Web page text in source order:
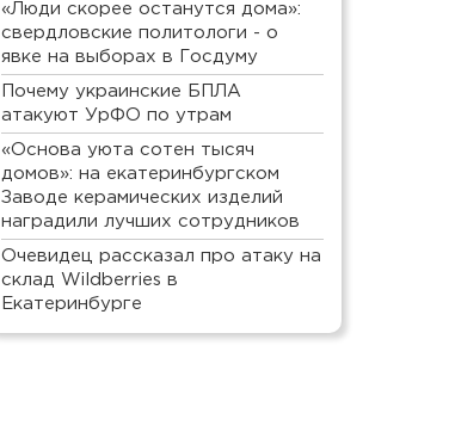
«Люди скорее останутся дома»:
свердловские политологи - о
явке на выборах в Госдуму
Почему украинские БПЛА
атакуют УрФО по утрам
«Основа уюта сотен тысяч
домов»: на екатеринбургском
Заводе керамических изделий
наградили лучших сотрудников
Очевидец рассказал про атаку на
склад Wildberries в
Екатеринбурге